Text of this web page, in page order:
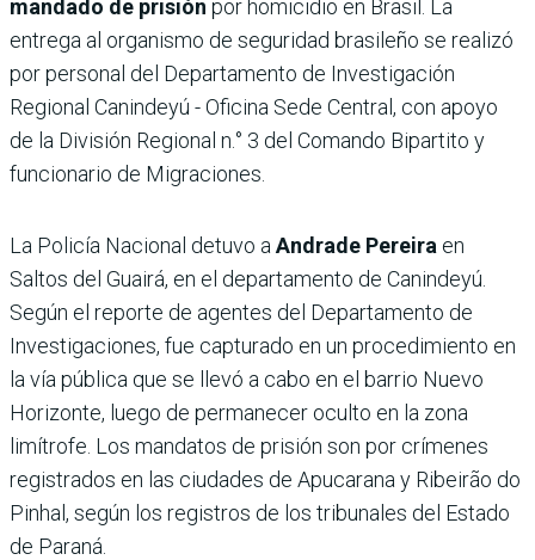
mandado de prisión por homicidio en Brasil. La
entrega al organismo de seguridad brasileño se realizó
por personal del Departamento de Investigación
Regional Canindeyú - Oficina Sede Central, con apoyo
de la División Regional n.° 3 del Comando Bipartito y
funcionario de Migraciones.
La Policía Nacional detuvo a Andrade Pereira en
Saltos del Guairá, en el departamento de Canindeyú.
Según el reporte de agentes del Departamento de
Investigaciones, fue capturado en un procedimiento en
la vía pública que se llevó a cabo en el barrio Nuevo
Horizonte, luego de permanecer oculto en la zona
limítrofe. Los mandatos de prisión son por crímenes
registrados en las ciudades de Apucarana y Ribeirão do
Pinhal, según los registros de los tribunales del Estado
de Paraná.